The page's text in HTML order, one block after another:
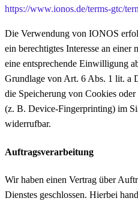
https://www.ionos.de/terms-gtc/
Die Verwendung von IONOS
ein berechtigtes Interesse an
eine entsprechende Einwilligung
Grundlage von Art. 6 Abs. 1 lit.
die Speicherung von Cookies
(z. B. Device-Fingerprinting) im
widerrufbar.
Auftragsverarbeitung
Wir haben einen Vertrag über
Dienstes geschlossen. Hierbei